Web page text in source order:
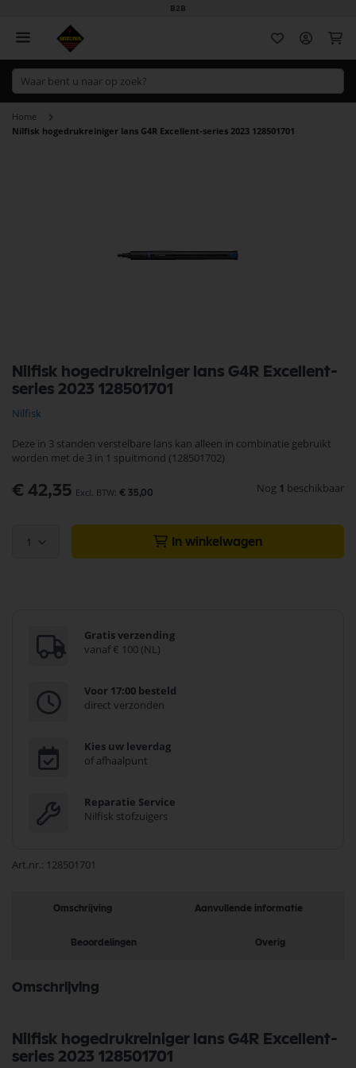
B2B
Home
Nilfisk hogedrukreiniger lans G4R Excellent-series 2023 128501701
Nilfisk hogedrukreiniger lans G4R Excellent-
series 2023 128501701
Nilfisk
Deze in 3 standen verstelbare lans kan alleen in combinatie gebruikt
worden met de 3 in 1 spuitmond (128501702)
€ 42,35 € 35,00 Nog 1 beschikbaar
1 In winkelwagen
Gratis verzending
vanaf € 100 (NL)
Voor 17:00 besteld
direct verzonden
Kies uw leverdag
of afhaalpunt
Reparatie Service
Nilfisk stofzuigers
Art.nr. 128501701
naar
het
van
afbeeldingen-
gallerij
Omschrijving Aanvullende informatie
Beoordelingen Overig
Omschrijving
Nilfisk hogedrukreiniger lans G4R Excellent-
series 2023 128501701